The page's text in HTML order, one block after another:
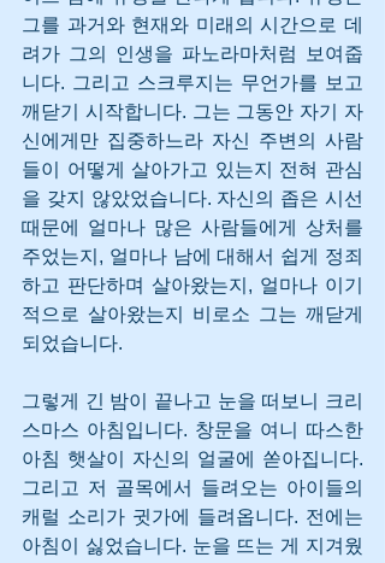
그를 과거와 현재와 미래의 시간으로 데
려가 그의 인생을 파노라마처럼 보여줍
니다. 그리고 스크루지는 무언가를 보고
깨닫기 시작합니다. 그는 그동안 자기 자
신에게만 집중하느라 자신 주변의 사람
들이 어떻게 살아가고 있는지 전혀 관심
을 갖지 않았었습니다. 자신의 좁은 시선
때문에 얼마나 많은 사람들에게 상처를
주었는지, 얼마나 남에 대해서 쉽게 정죄
하고 판단하며 살아왔는지, 얼마나 이기
적으로 살아왔는지 비로소 그는 깨닫게
되었습니다.
그렇게 긴 밤이 끝나고 눈을 떠보니 크리
스마스 아침입니다. 창문을 여니 따스한
아침 햇살이 자신의 얼굴에 쏟아집니다.
그리고 저 골목에서 들려오는 아이들의
캐럴 소리가 귓가에 들려옵니다. 전에는
아침이 싫었습니다. 눈을 뜨는 게 지겨웠